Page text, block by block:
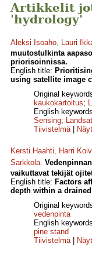
Artikkelit
'hydrology'
Aleksi Isoaho, Lauri
muutostulkinta
priorisoinnissa.
English title:
using satellite image
Original
kaukokartoitus;
English
Sensing; Landsat
Tiivistelmä|
Kersti Haahti, Harri
Sarkkola.
vaikuttavat tekijät
English title: Factors
depth within a
Original
vedenpinta
English
pine stand
Tiivistelmä|